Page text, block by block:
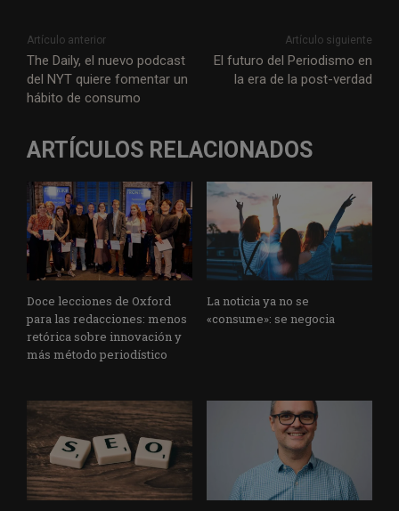
Artículo anterior
The Daily, el nuevo podcast
del NYT quiere fomentar un
hábito de consumo
Artículo siguiente
El futuro del Periodismo en
la era de la post-verdad
ARTÍCULOS RELACIONADOS
Doce lecciones de Oxford
para las redacciones: menos
retórica sobre innovación y
más método periodístico
La noticia ya no se
«consume»: se negocia